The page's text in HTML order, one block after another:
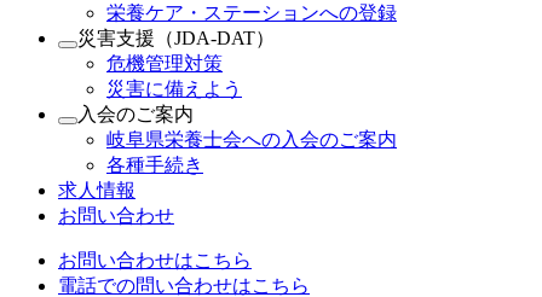
栄養ケア・ステーションへの登録
災害支援（JDA-DAT）
危機管理対策
災害に備えよう
入会のご案内
岐阜県栄養士会への入会のご案内
各種手続き
求人情報
お問い合わせ
お問い合わせはこちら
電話での問い合わせはこちら